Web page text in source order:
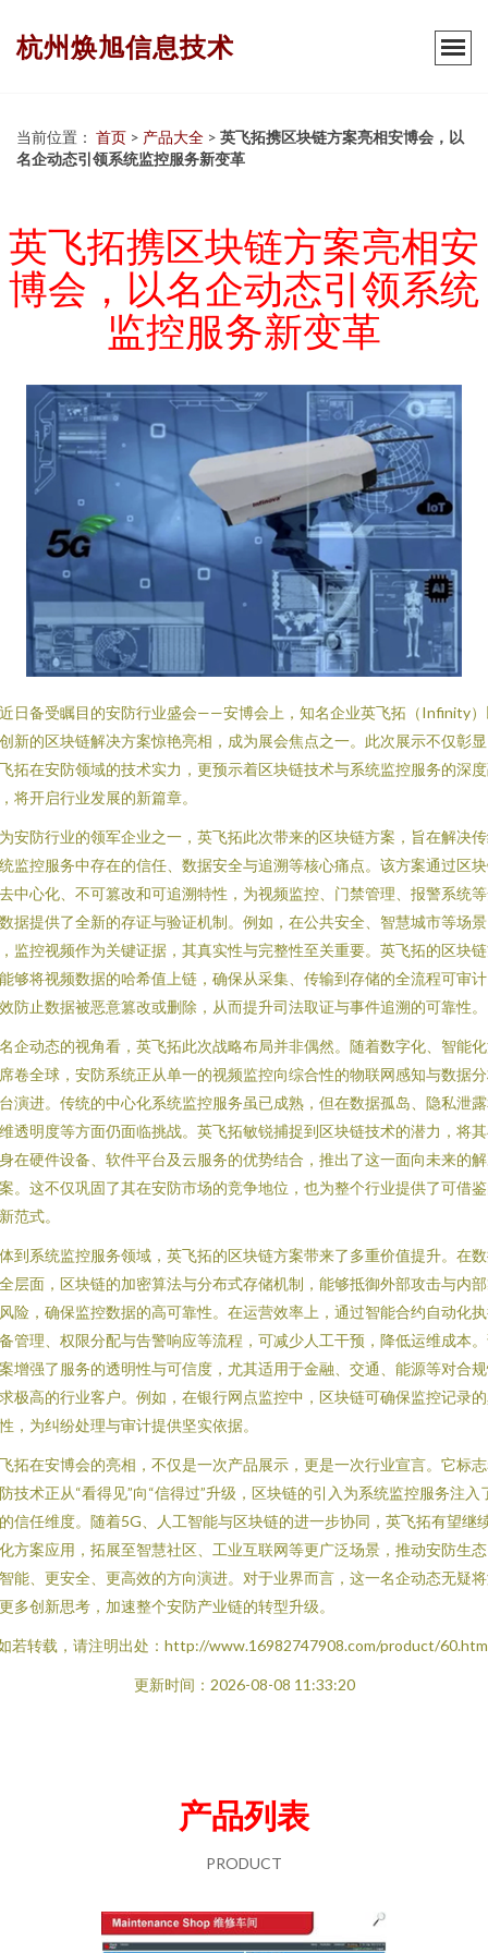
杭州焕旭信息技术
当前位置： 首页 > 产品大全 > 英飞拓携区块链方案亮相安博会，以
名企动态引领系统监控服务新变革
英飞拓携区块链方案亮相安
博会，以名企动态引领系统
监控服务新变革
日备受瞩目的安防行业盛会——安博会上，知名企业英飞拓（Infinity
新的区块链解决方案惊艳亮相，成为展会焦点之一。此次展示不仅彰
拓在安防领域的技术实力，更预示着区块链技术与系统监控服务的深
将开启行业发展的新篇章。
安防行业的领军企业之一，英飞拓此次带来的区块链方案，旨在解决
监控服务中存在的信任、数据安全与追溯等核心痛点。该方案通过区
中心化、不可篡改和可追溯特性，为视频监控、门禁管理、报警系统
据提供了全新的存证与验证机制。例如，在公共安全、智慧城市等场景
监控视频作为关键证据，其真实性与完整性至关重要。英飞拓的区块
够将视频数据的哈希值上链，确保从采集、传输到存储的全流程可审
防止数据被恶意篡改或删除，从而提升司法取证与事件追溯的可靠性。
企动态的视角看，英飞拓此次战略布局并非偶然。随着数字化、智能
卷全球，安防系统正从单一的视频监控向综合性的物联网感知与数据
演进。传统的中心化系统监控服务虽已成熟，但在数据孤岛、隐私泄
透明度等方面仍面临挑战。英飞拓敏锐捕捉到区块链技术的潜力，将
在硬件设备、软件平台及云服务的优势结合，推出了这一面向未来的
。这不仅巩固了其在安防市场的竞争地位，也为整个行业提供了可借
范式。
到系统监控服务领域，英飞拓的区块链方案带来了多重价值提升。在
层面，区块链的加密算法与分布式存储机制，能够抵御外部攻击与内
险，确保监控数据的高可靠性。在运营效率上，通过智能合约自动化
管理、权限分配与告警响应等流程，可减少人工干预，降低运维成本
增强了服务的透明性与可信度，尤其适用于金融、交通、能源等对合
极高的行业客户。例如，在银行网点监控中，区块链可确保监控记录
，为纠纷处理与审计提供坚实依据。
拓在安博会的亮相，不仅是一次产品展示，更是一次行业宣言。它标
技术正从“看得见”向“信得过”升级，区块链的引入为系统监控服务注入
信任维度。随着5G、人工智能与区块链的进一步协同，英飞拓有望继
方案应用，拓展至智慧社区、工业互联网等更广泛场景，推动安防生
能、更安全、更高效的方向演进。对于业界而言，这一名企动态无疑
多创新思考，加速整个安防产业链的转型升级。
若转载，请注明出处：http://www.16982747908.com/product/
更新时间：2026-08-08 11:33:20
产品列表
PRODUCT